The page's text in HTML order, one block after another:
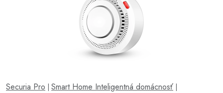
Securia Pro Smart Home Inteligentná domácnosť